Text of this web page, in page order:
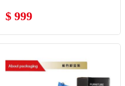
$ 999